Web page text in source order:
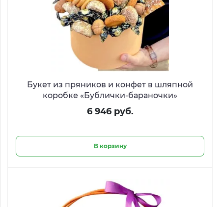
Букет из пряников и конфет в шляпной
коробке «Бублички-бараночки»
6 946 руб.
В корзину